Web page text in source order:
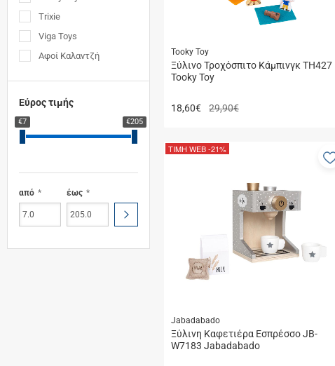
Trixie
Viga Toys
Αφοί Καλαντζή
Εύρος τιμής
€7 €205
από έως
ΥΠΟΒΟΛΗ
Tooky Toy
Ξύλινο Τροχόσπιτο Κάμπινγκ TH427
Tooky Toy
18,60€ 29,90€
Jabadabado
Ξύλινη Καφετιέρα Εσπρέσσο JB-
W7183 Jabadabado
ΤΙΜΗ WEB-21%